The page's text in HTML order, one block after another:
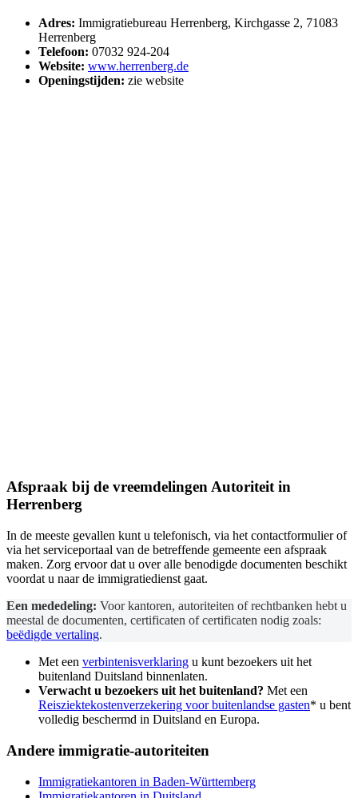
Adres: Immigratiebureau Herrenberg, Kirchgasse 2, 71083
Herrenberg
Telefoon: 07032 924-204
Website: www.herrenberg.de
Openingstijden: zie website
Afspraak bij de vreemdelingen Autoriteitin
Herrenberg
In de meeste gevallen kunt u telefonisch, via het contactformulier of
via het serviceportaal van de betreffende gemeente een afspraak
maken. Zorg ervoor dat u over alle benodigde documenten beschikt
voordat u naar de immigratiedienst gaat.
Een mededeling: Voor kantoren, autoriteiten of rechtbanken hebt u
meestal de documenten, certificaten of certificaten nodig zoals:
beëdigde vertaling.
Met een verbintenisverklaring u kunt bezoekers uit het
buitenland Duitsland binnenlaten.
Verwacht u bezoekers uit het buitenland? Met een
Reisziektekostenverzekering voor buitenlandse gasten* u bent
volledig beschermd in Duitsland en Europa.
Andere immigratie-autoriteiten
Immigratiekantoren in Baden-Württemberg